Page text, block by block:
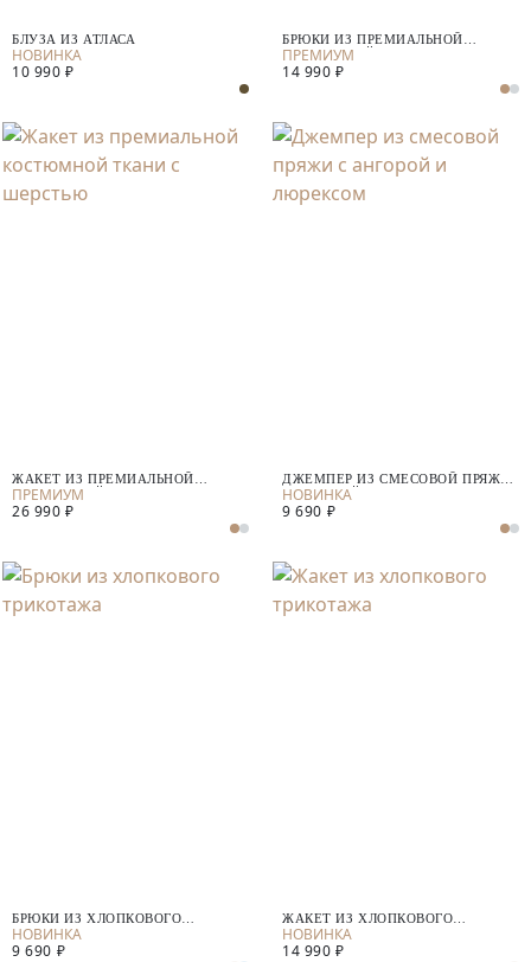
БЛУЗА ИЗ АТЛАСА
10 990 ₽
БРЮКИ ИЗ ПРЕМИАЛЬНОЙ
КОСТЮМНОЙ ТКАНИ С ШЕРСТЬЮ
14 990 ₽
ЖАКЕТ ИЗ ПРЕМИАЛЬНОЙ
КОСТЮМНОЙ ТКАНИ С ШЕРСТЬЮ
26 990 ₽
ДЖЕМПЕР ИЗ СМЕСОВОЙ ПРЯЖИ
С АНГОРОЙ И ЛЮРЕКСОМ
9 690 ₽
БРЮКИ ИЗ ХЛОПКОВОГО
ТРИКОТАЖА
9 690 ₽
ЖАКЕТ ИЗ ХЛОПКОВОГО
ТРИКОТАЖА
14 990 ₽